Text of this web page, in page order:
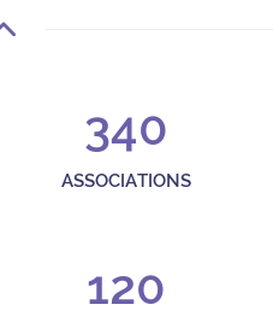
340
ASSOCIATIONS
120